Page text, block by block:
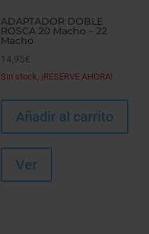
ADAPTADOR DOBLE
ROSCA 20 Macho – 22
Macho
14,95€
Sin stock, ¡RESERVE AHORA!
Añadir al carrito
Ver